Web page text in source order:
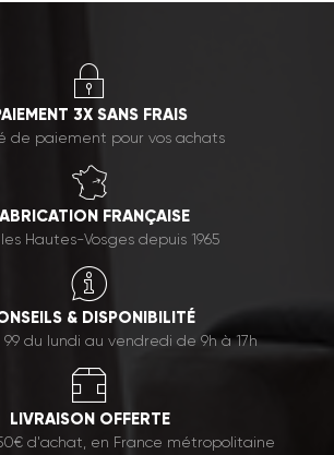
3X SANS FRAIS
de paiement pour vos achats
FRANÇAISE
Hautes-Vosges depuis 1965
& DISPONIBILITÉ
99 du lundi au vendredi de 9h à 17h
LIVRAISON OFFERTE
d'achat, en France métropolitaine